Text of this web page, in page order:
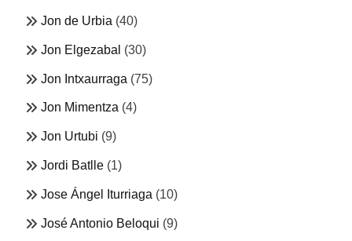
Jon de Urbia (40)
Jon Elgezabal (30)
Jon Intxaurraga (75)
Jon Mimentza (4)
Jon Urtubi (9)
Jordi Batlle (1)
Jose Ángel Iturriaga (10)
José Antonio Beloqui (9)